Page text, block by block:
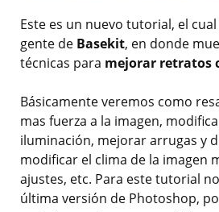
Este es un nuevo tutorial, el
gente de Basekit, en donde
técnicas para mejorar retratos
Básicamente veremos como
mas fuerza a la imagen,
iluminación, mejorar arrugas y
modificar el clima de la imagen
ajustes, etc. Para este tutorial
última versión de Photoshop,